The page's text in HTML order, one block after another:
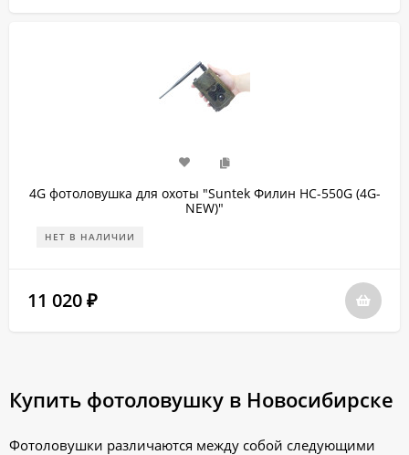
4G фотоловушка для охоты "Suntek Филин HC-550G (4G-
NEW)"
НЕТ В НАЛИЧИИ
11 020 ₽
Купить фотоловушку в Новосибирске
Фотоловушки различаются между собой следующими